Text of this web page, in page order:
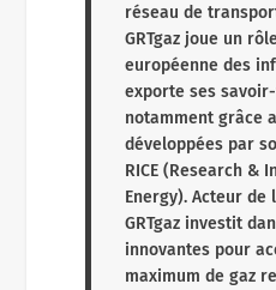
réseau de
GRTgaz joue un
européenne des
exporte ses
notamment grâce
développées par
RICE (Research &
Energy). Acteur
GRTgaz investit
innovantes pour
maximum de gaz